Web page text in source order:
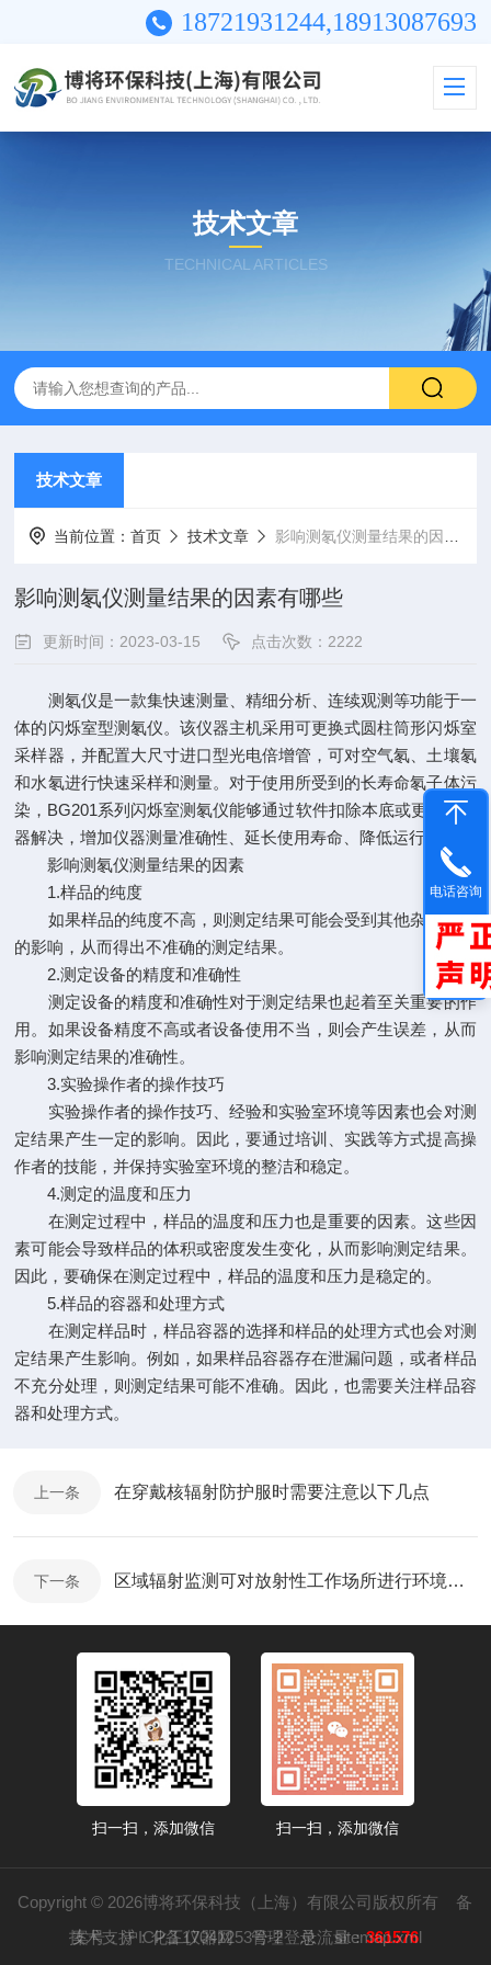
18721931244,18913087693
技术文章
TECHNICAL ARTICLES
技术文章
当前位置：首页 技术文章 影响测氡仪测量结果的因素有哪些
影响测氡仪测量结果的因素有哪些
更新时间：2023-03-15 点击次数：2222
测氡仪是一款集快速测量、精细分析、连续观测等功能于一
体的闪烁室型测氡仪。该仪器主机采用可更换式圆柱筒形闪烁室
采样器，并配置大尺寸进口型光电倍增管，可对空气氡、土壤氡
和水氡进行快速采样和测量。对于使用所受到的长寿命氡子体污
染，BG201系列闪烁室测氡仪能够通过软件扣除本底或更换采样
器解决，增加仪器测量准确性、延长使用寿命、降低运行成本。
影响测氡仪测量结果的因素
1.样品的纯度
如果样品的纯度不高，则测定结果可能会受到其他杂质物质
的影响，从而得出不准确的测定结果。
2.测定设备的精度和准确性
测定设备的精度和准确性对于测定结果也起着至关重要的作
用。如果设备精度不高或者设备使用不当，则会产生误差，从而
影响测定结果的准确性。
3.实验操作者的操作技巧
实验操作者的操作技巧、经验和实验室环境等因素也会对测
定结果产生一定的影响。因此，要通过培训、实践等方式提高操
作者的技能，并保持实验室环境的整洁和稳定。
4.测定的温度和压力
在测定过程中，样品的温度和压力也是重要的因素。这些因
素可能会导致样品的体积或密度发生变化，从而影响测定结果。
因此，要确保在测定过程中，样品的温度和压力是稳定的。
5.样品的容器和处理方式
在测定样品时，样品容器的选择和样品的处理方式也会对测
定结果产生影响。例如，如果样品容器存在泄漏问题，或者样品
不充分处理，则测定结果可能不准确。因此，也需要关注样品容
器和处理方式。
上一条 在穿戴核辐射防护服时需要注意以下几点
下一条 区域辐射监测可对放射性工作场所进行环境辐射水平监测
扫一扫，添加微信 扫一扫，添加微信
Copyright © 2026博将环保科技（上海）有限公司版权所有 备
案号：沪ICP备17041253号-2总流量：361576
技术支持：化工仪器网 管理登录 sitemap.xml
电话咨询